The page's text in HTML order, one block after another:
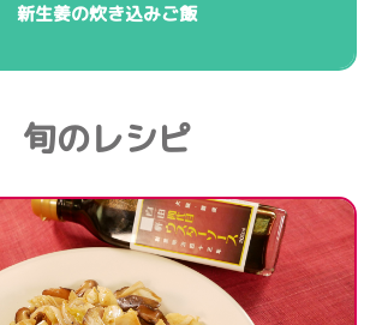
新生姜の炊き込みご飯
旬のレシピ